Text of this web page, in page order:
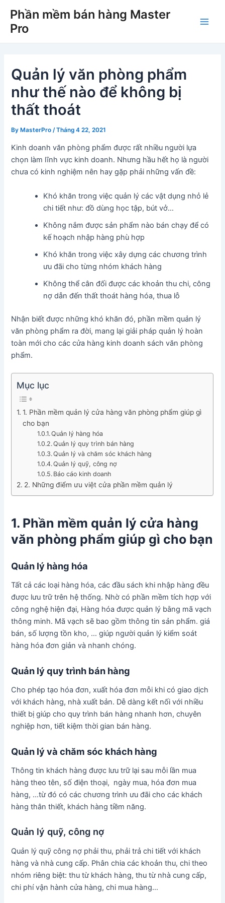
content
Phần mềm bán hàng Master
Pro
Quản lý văn phòng phẩm
như thế nào để không bị
thất thoát
By MasterPro/Tháng 4 22, 2021
Kinh doanh văn phòng phẩm được rất nhiều người lựa
chọn làm lĩnh vực kinh doanh. Nhưng hầu hết họ là người
chưa có kinh nghiệm nên hay gặp phải những vấn đề:
Khó khăn trong việc quản lý các vật dụng nhỏ lẻ
chi tiết như: đồ dùng học tập, bút vở…
Không nắm được sản phẩm nào bán chạy để có
kế hoạch nhập hàng phù hợp
Khó khăn trong việc xây dựng các chương trình
ưu đãi cho từng nhóm khách hàng
Không thể cân đối được các khoản thu chi, công
nợ dẫn đến thất thoát hàng hóa, thua lỗ
Nhận biết được những khó khăn đó, phần mềm quản lý
văn phòng phẩm ra đời, mang lại giải pháp quản lý hoàn
toàn mới cho các cửa hàng kinh doanh sách văn phòng
phẩm.
Mục lục
1. Phần mềm quản lý cửa hàng văn phòng phẩm giúp gì
cho bạn
Quản lý hàng hóa
Quản lý quy trình bán hàng
Quản lý và chăm sóc khách hàng
Quản lý quỹ, công nợ
Báo cáo kinh doanh
2. Những điểm ưu việt cửa phần mềm quản lý
1. Phần mềm quản lý cửa hàng
văn phòng phẩm giúp gì cho bạn
Quản lý hàng hóa
Tất cả các loại hàng hóa, các đầu sách khi nhập hàng đều
được lưu trữ trên hệ thống. Nhờ có phần mềm tích hợp với
công nghệ hiện đại, Hàng hóa được quản lý bằng mã vạch
thông minh. Mã vạch sẽ bao gồm thông tin sản phẩm. giá
bán, số lượng tồn kho, … giúp người quản lý kiểm soát
hàng hóa đơn giản và nhanh chóng.
Quản lý quy trình bán hàng
Cho phép tạo hóa đơn, xuất hóa đơn mỗi khi có giao dịch
với khách hàng, nhà xuất bản. Dễ dàng kết nối với nhiều
thiết bị giúp cho quy trình bán hàng nhanh hơn, chuyên
nghiệp hơn, tiết kiệm thời gian bán hàng.
Quản lý và chăm sóc khách hàng
Thông tin khách hàng được lưu trữ lại sau mỗi lần mua
hàng theo tên, số điện thoại, ngày mua, hóa đơn mua
hàng, …từ đó có các chương trình ưu đãi cho các khách
hàng thân thiết, khách hàng tiềm năng.
Quản lý quỹ, công nợ
Quản lý quỹ công nợ phải thu, phải trả chi tiết với khách
hàng và nhà cung cấp. Phân chia các khoản thu, chi theo
nhóm riêng biệt: thu từ khách hàng, thu từ nhà cung cấp,
chi phí vận hành cửa hàng, chi mua hàng…